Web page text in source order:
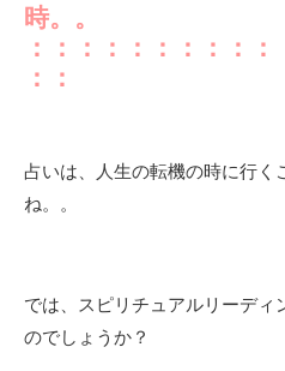
時。。
：：：：：：：：：
：：
占いは、人生の転機の時に行く
ね。。
では、スピリチュアルリーディ
のでしょうか？